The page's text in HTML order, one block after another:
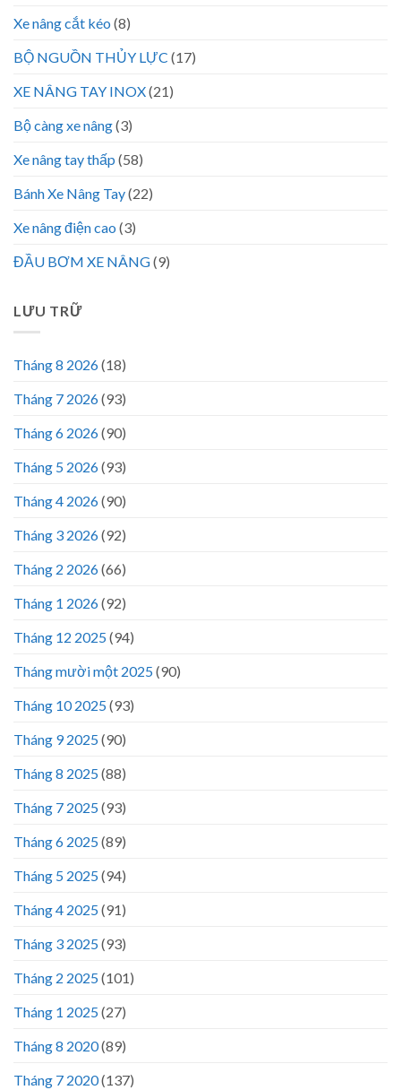
Xe nâng cắt kéo (8)
BỘ NGUỒN THỦY LỰC (17)
XE NÂNG TAY INOX(21)
Bộ càng xe nâng(3)
Xe nâng tay thấp (58)
Bánh Xe Nâng Tay(22)
Xe nâng điện cao (3)
ĐẦU BƠM XE NÂNG(9)
LƯU TRỮ
Tháng 8 2026(18)
Tháng 7 2026(93)
Tháng 6 2026(90)
Tháng 5 2026(93)
Tháng 4 2026(90)
Tháng 3 2026(92)
Tháng 2 2026(66)
Tháng 1 2026(92)
Tháng 12 2025(94)
Tháng mười một 2025(90)
Tháng 10 2025(93)
Tháng 9 2025(90)
Tháng 8 2025(88)
Tháng 7 2025(93)
Tháng 6 2025(89)
Tháng 5 2025(94)
Tháng 4 2025(91)
Tháng 3 2025(93)
Tháng 2 2025(101)
Tháng 1 2025(27)
Tháng 8 2020(89)
Tháng 7 2020(137)